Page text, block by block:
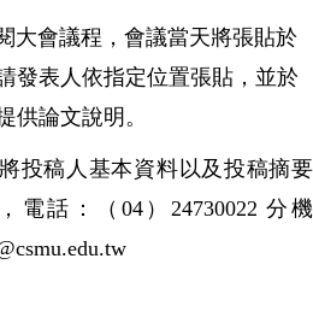
大會議程，會議當天將張貼於
發表人依指定位置張貼，並於
供論文說明。
投稿人基本資料以及投稿摘要
電話： （ 04） 24730022分機